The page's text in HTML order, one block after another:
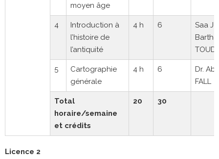
moyen âge
4
Introduction à
l’histoire de
l’antiquité
4 h 6
Saa
5
Cartographie
générale
4 h 6
Dr.
FALL
Total
horaire/semaine
et crédits
20 30
Licence 2